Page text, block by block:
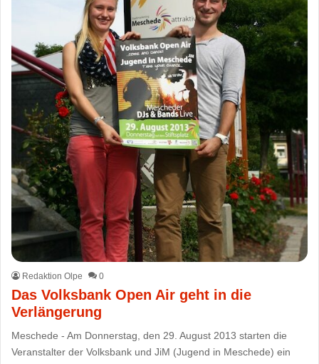
Redaktion Olpe 0
Das Volksbank Open Air geht in die
Verlängerung
Meschede - Am Donnerstag, den 29. August 2013 starten die
Veranstalter der Volksbank und JiM (Jugend in Meschede) ein